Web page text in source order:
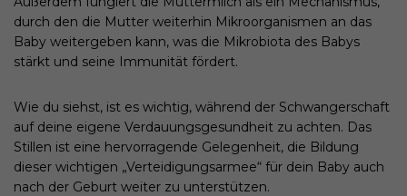
durch den die Mutter weiterhin Mikroorganismen an das
Baby weitergeben kann, was die Mikrobiota des Babys
stärkt und seine Immunität fördert.
Wie du siehst, ist es wichtig, während der Schwangerschaft
auf deine eigene Verdauungsgesundheit zu achten. Das
Stillen ist eine hervorragende Gelegenheit, die Bildung
dieser wichtigen „Verteidigungsarmee“ für dein Baby auch
nach der Geburt weiter zu unterstützen.